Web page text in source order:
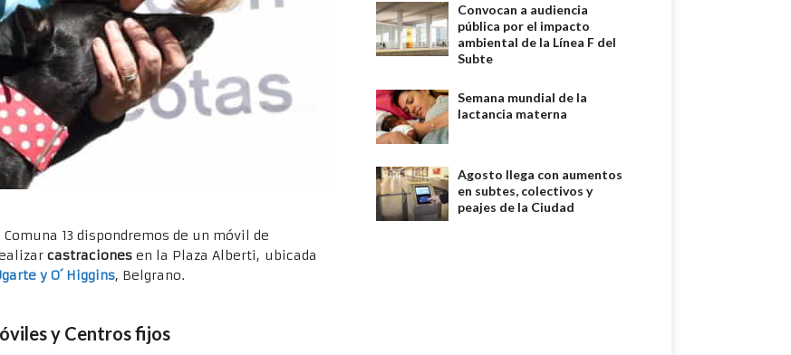
13 dispondremos de un móvil de
castraciones en la Plaza Alberti, ubicada
y O´ Higgins, Belgrano.
y Centros fijos
Convocan a audiencia
pública por el impacto
ambiental de la Línea F del
Subte
Semana mundial de la
lactancia materna
Agosto llega con aumentos
en subtes, colectivos y
peajes de la Ciudad